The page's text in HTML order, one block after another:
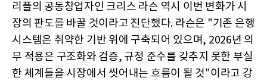
리플의 공동창업자인 크리스 라슨 역시 이번 변화가 시
장의 판도를 바꿀 것이라고 진단했다. 라슨은 "기존 은행
시스템은 취약한 기반 위에 구축되어 있으며, 2026년 의
무 적용은 구조화와 검증, 규정 준수를 갖추지 못한 부실
한 체계들을 시장에서 씻어내는 흐름이 될 것"이라고 강